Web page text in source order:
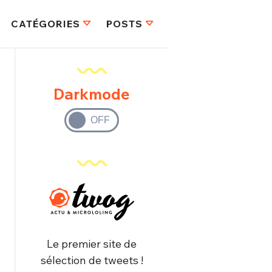
CATÉGORIES POSTS
Darkmode
Le premier site de
sélection de tweets !